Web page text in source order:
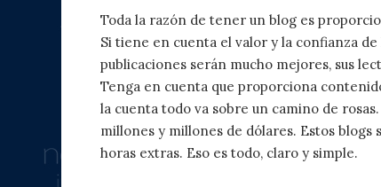
Toda la razón de tener un blog es
Si tiene en cuenta el valor y la confianza
publicaciones serán mucho mejores, sus
Tenga en cuenta que proporciona
la cuenta todo va sobre un camino de
millones y millones de dólares. Estos
horas extras. Eso es todo, claro y simple.